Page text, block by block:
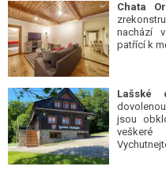
Chata
nachází
patřící k
Lašské
jsou